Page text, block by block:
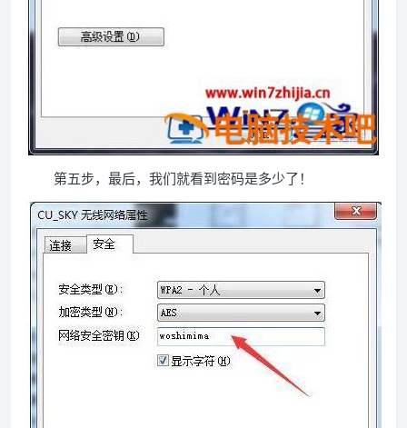
第五步，最后，我们就看到密码是多少了！